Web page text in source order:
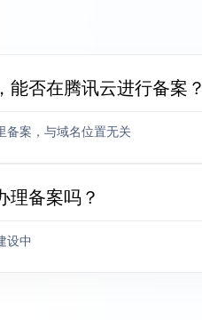
能否在腾讯云进行备案？
备案，与域名位置无关
理备案吗？
设中